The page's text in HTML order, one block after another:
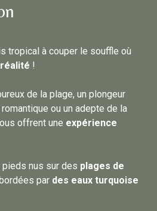
tropical à couper le souffle où
!
de la plage, un plongeur
ou un adepte de la
offrent une expérience
nus sur des plages de
par des eaux turquoise